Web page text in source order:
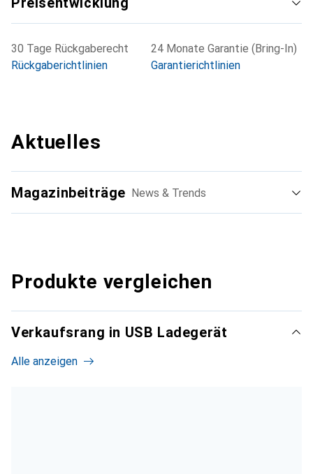
30 Tage Rückgaberecht
Rückgaberichtlinien
24 Monate Garantie (Bring-In)
Garantierichtlinien
Aktuelles
Magazinbeiträge News & Trends
Produkte vergleichen
Verkaufsrang in USB Ladegerät
Alle anzeigen